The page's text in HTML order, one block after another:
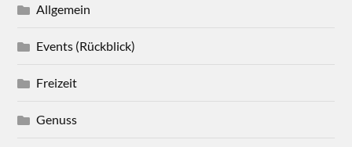
Allgemein
Events (Rückblick)
Freizeit
Genuss